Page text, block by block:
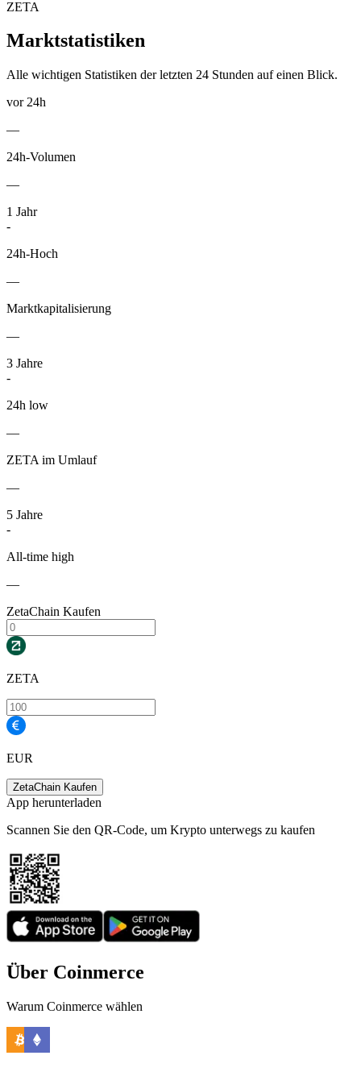
ZETA
Marktstatistiken
Alle wichtigen Statistiken der letzten 24 Stunden auf einen Blick.
vor 24h
—
24h-Volumen
—
1 Jahr
-
24h-Hoch
—
Marktkapitalisierung
—
3 Jahre
-
24h low
—
ZETA im Umlauf
—
5 Jahre
-
All-time high
—
ZetaChain Kaufen
ZETA
EUR
ZetaChain Kaufen
App herunterladen
Scannen Sie den QR-Code, um Krypto unterwegs zu kaufen
Über Coinmerce
Warum Coinmerce wählen